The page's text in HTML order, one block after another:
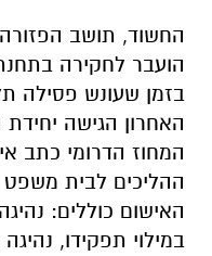
המחוז הדרומי כתב
ההליכים לבית
האישום כוללים:
במילוי תפקידו,
הגורמת נזק.
​במשטרת ישראל
לפעול בנחישות,